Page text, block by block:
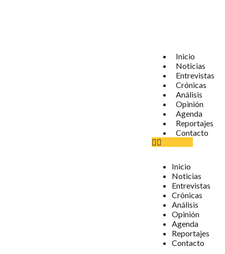
Inicio
Noticias
Entrevistas
Crónicas
Análisis
Opinión
Agenda
Reportajes
Contacto
Inicio
Noticias
Entrevistas
Crónicas
Análisis
Opinión
Agenda
Reportajes
Contacto